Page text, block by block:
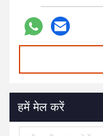
हमें मेल करें